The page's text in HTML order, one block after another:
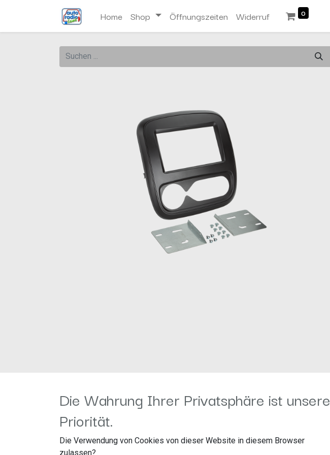
Home Shop Öffnungszeiten Widerruf 0
Hinweis:
Die Wahrung Ihrer Privatsphäre ist unsere
Priorität.
Die Verwendung von Cookies von dieser Website in diesem Browser
zulassen?